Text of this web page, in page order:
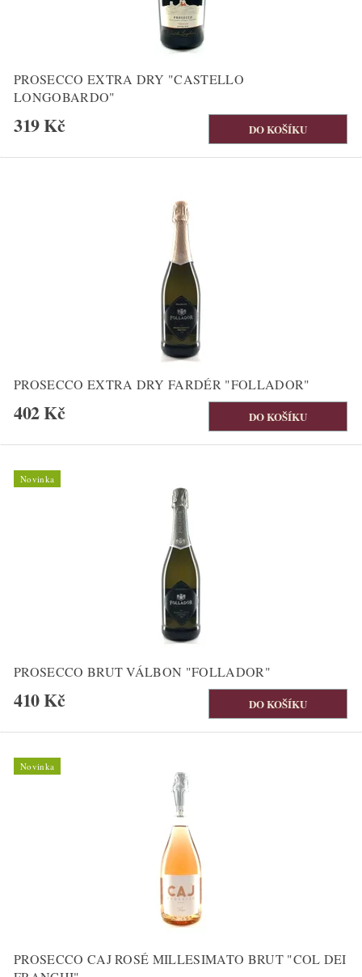
PROSECCO EXTRA DRY "CASTELLO
LONGOBARDO"
319 Kč
PROSECCO EXTRA DRY FARDÉR "FOLLADOR"
402 Kč
Novinka
PROSECCO BRUT VÁLBON "FOLLADOR"
410 Kč
Novinka
PROSECCO CAJ ROSÉ MILLESIMATO BRUT "COL DEI